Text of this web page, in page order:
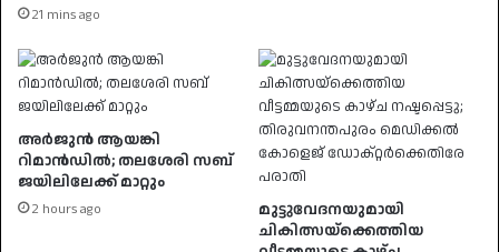
21 mins ago
അർജുൻ ആയങ്കി
റിമാൻഡിൽ; തലശേരി സബ്
ജയിലിലേക്ക് മാറ്റും
2 hours ago
മുട്ടുവേദനയുമായി
ചികിത്സയ്ക്കെത്തിയ